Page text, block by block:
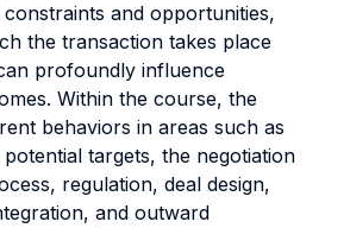
and opportunities,
the transaction takes place
profoundly influence
Within the course, the
behaviors in areas such as
targets, the negotiation
regulation, deal design,
and outward